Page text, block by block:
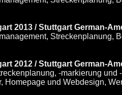
2013 / Stuttgart German-
Streckenplanung,
2012 / Stuttgart German-
-markierung
und Webdesign,